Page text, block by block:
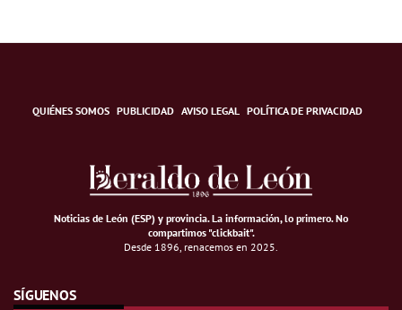
QUIÉNES SOMOS PUBLICIDAD AVISO LEGAL POLÍTICA DE PRIVACIDAD
Noticias de León (ESP) y provincia. La información, lo primero.No
compartimos "clickbait".
Desde 1896, renacemos en 2025.
SÍGUENOS